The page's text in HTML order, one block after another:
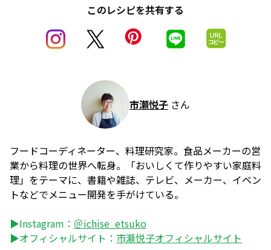
このレシピを共有する
市瀬悦子 さん
フードコーディネーター、料理研究家。食品メーカーの営
業から料理の世界へ転身。「おいしくて作りやすい家庭料
理」をテーマに、書籍や雑誌、テレビ、メーカー、イベン
トなどでメニュー開発を手がけている。
▶Instagram： ＠ichise_etsuko
▶オフィシャルサイト： 市瀬悦子オフィシャルサイト